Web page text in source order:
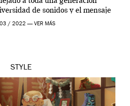
de sonidos y el mensaje
que […]
/ 2022 — VER MÁS
STYLE